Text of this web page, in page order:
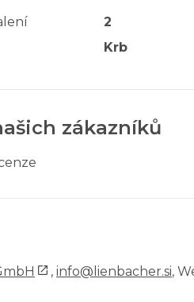
2
Krb
zákazníků
, info@lienbacher.si,